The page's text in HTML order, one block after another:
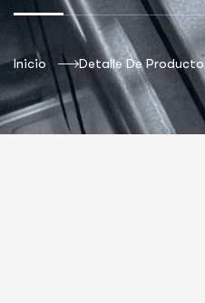
Inicio Detalle De Producto